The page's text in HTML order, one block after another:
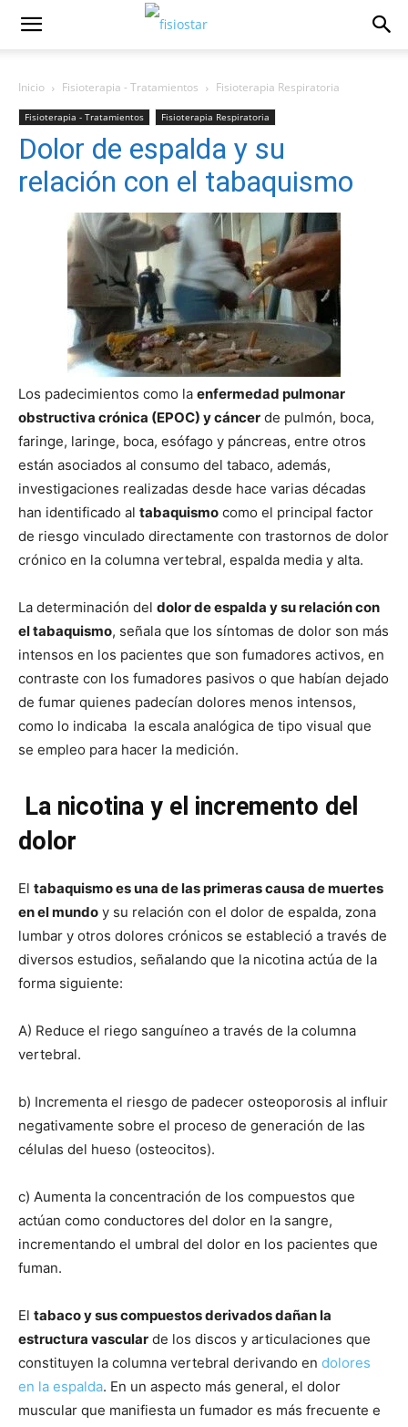
Inicio Fisioterapia - Tratamientos Fisioterapia Respiratoria
Fisioterapia - Tratamientos Fisioterapia Respiratoria
Dolor de espalda y su
relación con el tabaquismo
Los padecimientos como la enfermedad pulmonar
obstructiva crónica (EPOC) y cáncer de pulmón, boca,
faringe, laringe, boca, esófago y páncreas, entre otros
están asociados al consumo del tabaco, además,
investigaciones realizadas desde hace varias décadas
han identificado al tabaquismo como el principal factor
de riesgo vinculado directamente con trastornos de dolor
crónico en la columna vertebral, espalda media y alta.
La determinación del dolor de espalda y su relación con
el tabaquismo, señala que los síntomas de dolor son más
intensos en los pacientes que son fumadores activos, en
contraste con los fumadores pasivos o que habían dejado
de fumar quienes padecían dolores menos intensos,
como lo indicaba la escala analógica de tipo visual que
se empleo para hacer la medición.
La nicotina y el incremento del
dolor
El tabaquismo es una de las primeras causa de muertes
en el mundo y su relación con el dolor de espalda, zona
lumbar y otros dolores crónicos se estableció a través de
diversos estudios, señalando que la nicotina actúa de la
forma siguiente:
A) Reduce el riego sanguíneo a través de la columna
vertebral.
b) Incrementa el riesgo de padecer osteoporosis al influir
negativamente sobre el proceso de generación de las
células del hueso (osteocitos).
c) Aumenta la concentración de los compuestos que
actúan como conductores del dolor en la sangre,
incrementando el umbral del dolor en los pacientes que
fuman.
El tabaco y sus compuestos derivados dañan la
estructura vascular de los discos y articulaciones que
constituyen la columna vertebral derivando en dolores
en la espalda. En un aspecto más general, el dolor
muscular que manifiesta un fumador es más frecuente e